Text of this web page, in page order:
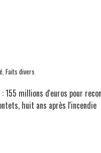
Faits divers
: 155 millions d'euros pour
huit ans après l'incendie